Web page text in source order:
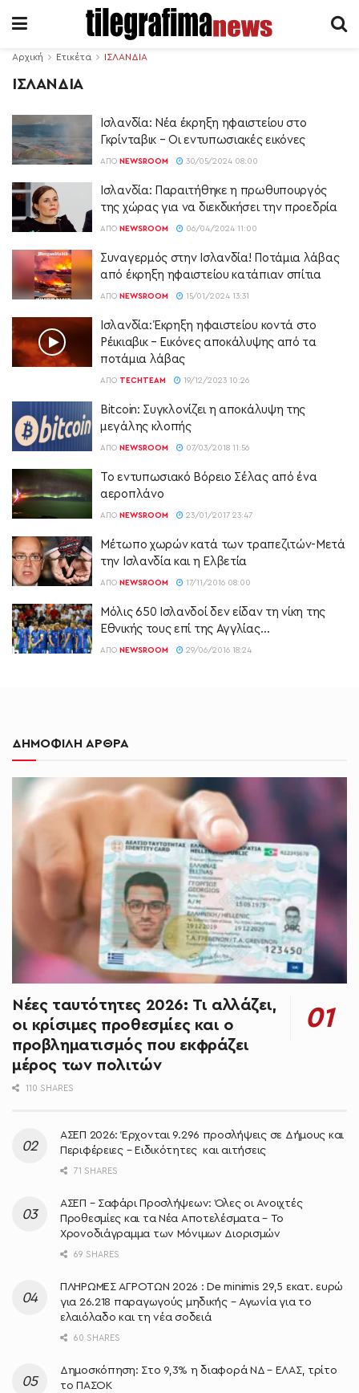
Αρχική Ετικέτα ΙΣΛΑΝΔΙΑ
ΙΣΛΑΝΔΙΑ
Ισλανδία: Νέα έκρηξη ηφαιστείου στο
Γκρίνταβικ – Οι εντυπωσιακές εικόνες
ΑΠΌ NEWSROOM 30/05/2024 08:00
Ισλανδία: Παραιτήθηκε η πρωθυπουργός
της χώρας για να διεκδικήσει την προεδρία
ΑΠΌ NEWSROOM 06/04/2024 11:00
Συναγερμός στην Ισλανδία! Ποτάμια λάβας
από έκρηξη ηφαιστείου κατάπιαν σπίτια
ΑΠΌ NEWSROOM 15/01/2024 13:31
Ισλανδία: Έκρηξη ηφαιστείου κοντά στο
Ρέικιαβικ – Εικόνες αποκάλυψης από τα
ποτάμια λάβας
ΑΠΌ TECHTEAM 19/12/2023 10:26
Bitcoin: Συγκλονίζει η αποκάλυψη της
μεγάλης κλοπής
ΑΠΌ NEWSROOM 07/03/2018 11:56
Το εντυπωσιακό Βόρειο Σέλας από ένα
αεροπλάνο
ΑΠΌ NEWSROOM 23/01/2017 23:47
Μέτωπο χωρών κατά των τραπεζιτών-Μετά
την Ισλανδία και η Ελβετία
ΑΠΌ NEWSROOM 17/11/2016 08:00
Μόλις 650 Ισλανδοί δεν είδαν τη νίκη της
Εθνικής τους επί της Αγγλίας…
ΑΠΌ NEWSROOM 29/06/2016 18:24
ΔΗΜΟΦΙΛΗ ΑΡΘΡΑ
Νέες ταυτότητες 2026: Τι αλλάζει,
οι κρίσιμες προθεσμίες και ο
προβληματισμός που εκφράζει
μέρος των πολιτών
110 SHARES
ΑΣΕΠ 2026: Έρχονται 9.296 προσλήψεις σε Δήμους και
Περιφέρειες – Ειδικότητες και αιτήσεις
71 SHARES
ΑΣΕΠ – Σαφάρι Προσλήψεων: Όλες οι Ανοιχτές
Προθεσμίες και τα Νέα Αποτελέσματα – Το
Χρονοδιάγραμμα των Μόνιμων Διορισμών
69 SHARES
ΠΛΗΡΩΜΕΣ ΑΓΡΟΤΩΝ 2026 : De minimis 29,5 εκατ. ευρώ
για 26.218 παραγωγούς μηδικής – Αγωνία για το
ελαιόλαδο και τη νέα σοδειά
60 SHARES
Δημοσκόπηση: Στο 9,3% η διαφορά ΝΔ – ΕΛΑΣ, τρίτο
το ΠΑΣΟΚ